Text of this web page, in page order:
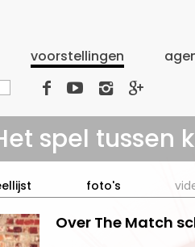
voorstellingen
   
spel tussen
foto's
Over The Match